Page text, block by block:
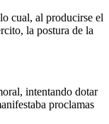
cual, al producirse el
la postura de la
intentando dotar
proclamas